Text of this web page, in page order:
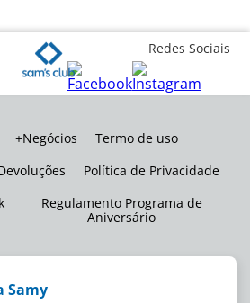
Redes Sociais
+Negócios
Termo de uso
Política de Privacidade
Regulamento Programa de
Aniversário
Samy